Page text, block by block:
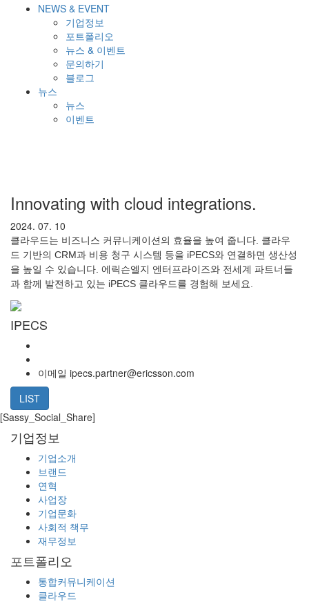
NEWS & EVENT
기업정보
포트폴리오
뉴스 & 이벤트
문의하기
블로그
뉴스
뉴스
이벤트
Innovating with cloud integrations.
2024. 07. 10
클라우드는 비즈니스 커뮤니케이션의 효율을 높여 줍니다. 클라우
드 기반의 CRM과 비용 청구 시스템 등을 iPECS와 연결하면 생산성
을 높일 수 있습니다. 에릭슨엘지 엔터프라이즈와 전세계 파트너들
과 함께 발전하고 있는 iPECS 클라우드를 경험해 보세요.
IPECS
이메일 ipecs.partner@ericsson.com
LIST
[Sassy_Social_Share]
기업정보
기업소개
브랜드
연혁
사업장
기업문화
사회적 책무
재무정보
포트폴리오
통합커뮤니케이션
클라우드